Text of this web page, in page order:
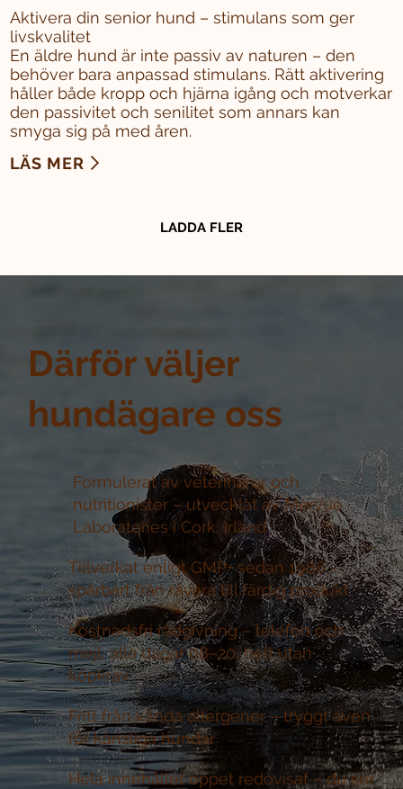
Därför väljer
hundägare oss
Formulerat av veterinärer och
nutritionister –utvecklat av Mervue
Laboratories i Cork, Irland
Tillverkat enligt GMP+ sedan 1986 –
spårbart från råvara till färdig produkt
Kostnadsfri rådgivning –telefon och
mejl, alla dagar 08–20, helt utan
köpkrav
Fritt från kända allergener –tryggt även
för känsliga hundar
Hela innehållet öppet redovisat –du ser
Aktivera din senior hund – stimulans som ger
livskvalitet
En äldre hund är inte passiv av naturen – den
behöver bara anpassad stimulans. Rätt aktivering
håller både kropp och hjärna igång och motverkar
den passivitet och senilitet som annars kan
smyga sig på med åren.
LÄS MER
LADDA FLER